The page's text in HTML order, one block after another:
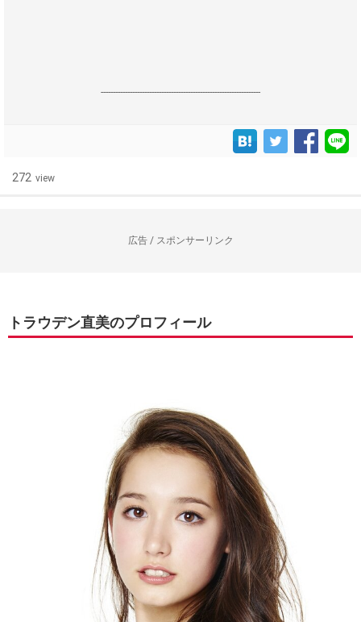
------------------------------------------------------------------
272 view
広告 / スポンサーリンク
トラウデン直美のプロフィール